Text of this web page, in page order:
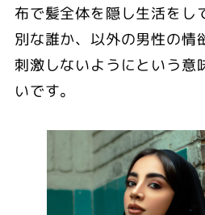
布で髪全体を隠し生活をし
別な誰か、以外の男性の情
刺激しないようにという意
いです。